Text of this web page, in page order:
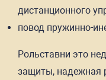
дистанционного
повод пружинно-
Рольставни это
защиты, надежная